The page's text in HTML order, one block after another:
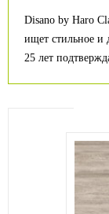
Disano by Haro
ищет стильное и
25 лет